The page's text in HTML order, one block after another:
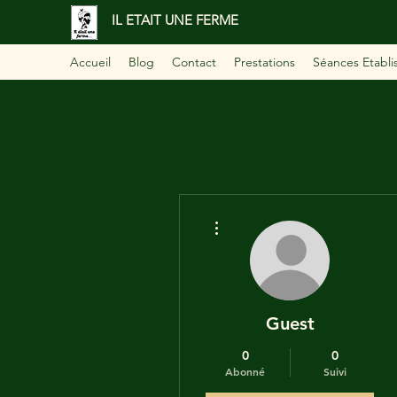
IL ETAIT UNE FERME
Accueil Blog Contact Prestations Séances
Guest
0
Abonné
0
Suivi